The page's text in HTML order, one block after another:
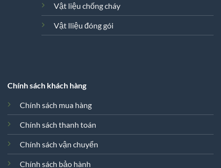
Vật liệu chống cháy
Vật lliệu đóng gói
Chính sách khách hàng
Chính sách mua hàng
Chính sách thanh toán
Chính sách vận chuyển
Chính sách bảo hành
viên tư vấn của Remak